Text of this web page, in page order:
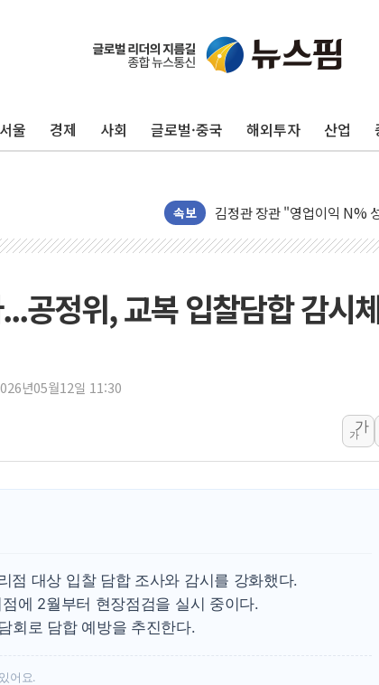
울 경제 사회 글로벌·중국 해외투자 산업
속보
구광모, 내주 실리콘밸리서
뉴욕증시 개장 전 특징주...
뉴욕증시 프리뷰, 미 주가선
청와대, 북한 단거리 탄도미
[인도증시] 중동 긴장 완화에
러, 1인칭시점 드론으로 우
[베트남 증시] 지수 하락 속
'월가의 황제' 다이먼 "금융
양주 섬유염색공장서 화재
김정관 산업부 장관 "주 52
해군 1함대 창설 80주년…지
[3보] 북, 원산서 동해로 단
우크라 드론 전술, 중남미
주한미군 "오산기지 누출, 백
구미 폐염산처리업체서 불 2
해군과 함께하는 '불금전파,
강원도 폭염특보 11일째…
공정위, 교복 입찰담합 감시
년05월12일 11:30
가
가
점 대상 입찰 담합 조사와 감시를 강화했다.
에 2월부터 현장점검을 실시 중이다.
회로 담합 예방을 추진한다.
어요.